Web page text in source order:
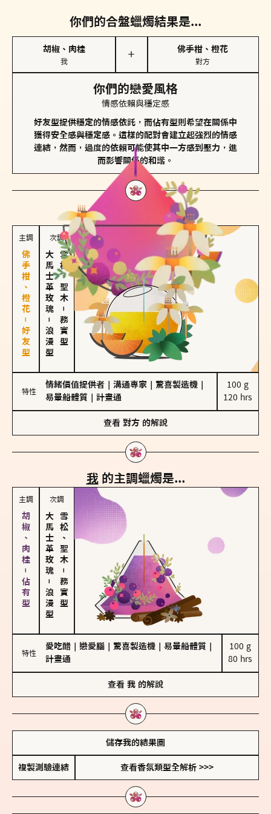
你們的合盤蠟燭結果是...
胡椒、肉桂
我
＋
佛手柑、橙花
對方
你們的戀愛風格
情感依賴與穩定感
好友型提供穩定的情感依託，而佔有型則希望在關係中
獲得安全感與穩定感。這樣的配對會建立起強烈的情感
連結，然而，過度的依賴可能使其中一方感到壓力，進
而影響關係的和諧。
對方的主調蠟燭是...
主調
佛手柑、橙花－好友型
次調
大馬士革玫瑰
－
浪漫型
雪松、聖木
－
務實型
特性
情緒價值提供者 溝通專家 驚喜製造機
易暈船體質
計畫通
100 g
120 hrs
查看 對方 的解說
我 的主調蠟燭是...
主調
胡椒、肉桂－佔有型
次調
大馬士革玫瑰
－
浪漫型
雪松、聖木
－
務實型
特性
愛吃醋 戀愛腦 驚喜製造機 易暈船體質
計畫通
100 g
80 hrs
查看 我 的解說
儲存我的結果圖
複製測驗連結 查看香氛類型全解析 >>>